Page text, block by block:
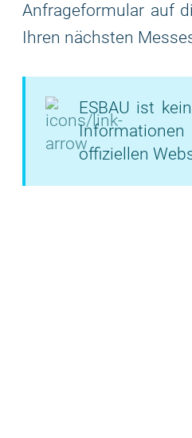
Anfrageformular auf
Ihren nächsten
ESBAU ist
offiziellen